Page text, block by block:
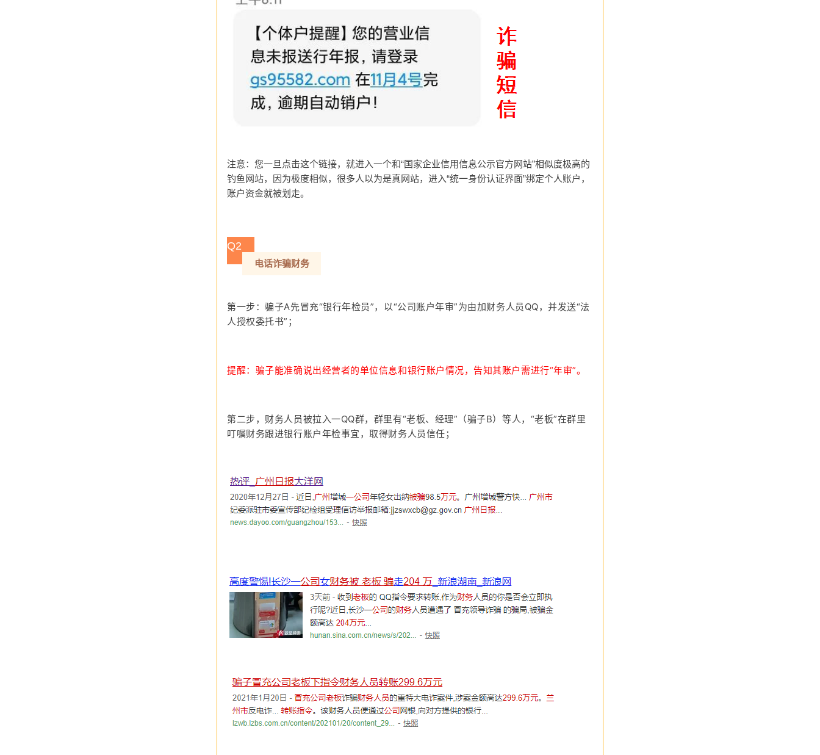
注意：您一旦点击这个链接，就进入一个和“国家企业信用信息公示官方网站”相似度极高的
钓鱼网站，因为极度相似，很多人以为是真网站，进入“统一身份认证界面”绑定个人账户，
账户资金就被划走。
Q2
电话诈骗财务
第一步：骗子A先冒充“银行年检员”，以“公司账户年审”为由加财务人员QQ，并发送“法
人授权委托书”；
提醒：骗子能准确说出经营者的单位信息和银行账户情况，告知其账户需进行“年审”。
第二步，财务人员被拉入一QQ群，群里有“老板、经理”（骗子B）等人，“老板”在群里
叮嘱财务跟进银行账户年检事宜，取得财务人员信任；